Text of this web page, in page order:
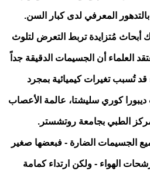
المعرفي لدى كبار السن.
أبحاث مُتزايدة تربط التعرض لتلوث
العلماء أن الجسيمات الدقيقة جداً
قد تُسبب تغيرات كيميائية بمجرد
ديبورا كوري سليشتا، عالمة الأعصاب
الطبي بجامعة روتشستر.
الجسيمات الضارة - فبعضها صغير
الهواء - ولكن ارتداء كمامة